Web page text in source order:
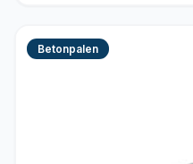
Betonpalen